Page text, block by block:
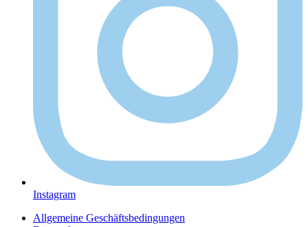
Instagram
Allgemeine Geschäftsbedingungen